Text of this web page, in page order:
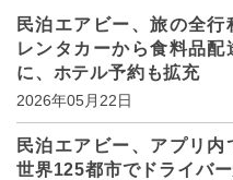
民泊エアビー、旅の全行
レンタカーから食料品
に、ホテル予約も拡充
2026年05月22日
民泊エアビー、アプリ内
世界125都市でドライバ